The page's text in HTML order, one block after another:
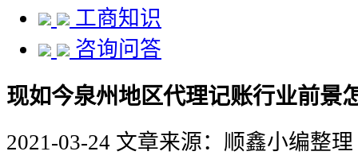
工商知识
咨询问答
现如今泉州地区代理记账行业前景
2021-03-24 文章来源：顺鑫小编整理